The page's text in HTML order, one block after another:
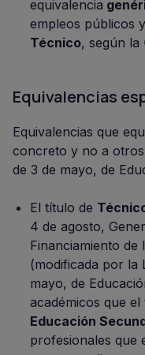
equivalencia
empleos públicos
Técnico, según la
Equivalencias
Equivalencias que
concreto y no a
de 3 de mayo, de
El título de
4 de agosto,
Financiamiento de
(modificada por la
mayo, de
académicos que el
Educación
profesionales que